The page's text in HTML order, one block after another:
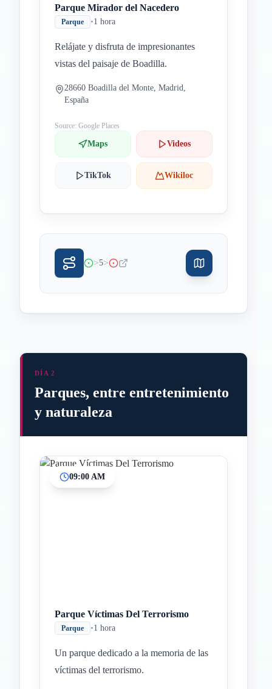
Parque Mirador del Nacedero
Parque •1 hora
Relájate y disfruta de impresionantes
vistas del paisaje de Boadilla.
28660 Boadilla del Monte, Madrid,
España
Source: Google Places
Maps Videos
TikTok Wikiloc
>5>
DÍA 2
Parques, entre entretenimiento
y naturaleza
09:00 AM
Parque Víctimas Del Terrorismo
Parque •1 hora
Un parque dedicado a la memoria de las
víctimas del terrorismo.